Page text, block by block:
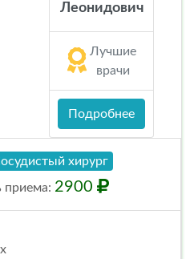
Леонидович
Лучшие
врачи
Подробнее
хирург
приема: 2900